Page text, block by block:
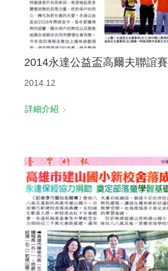
2014永達公益盃高爾夫聯誼賽
2014.12
詳細介紹